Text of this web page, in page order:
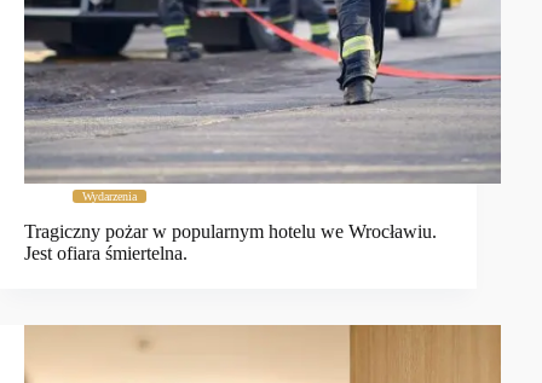
Wydarzenia
Tragiczny pożar w popularnym hotelu we Wrocławiu.
Jest ofiara śmiertelna.